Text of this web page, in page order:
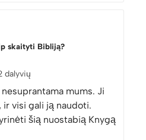
skaityti Bibliją?
dalyvių
mums. Ji
ir visi gali ją naudoti.
šią nuostabią Knygą